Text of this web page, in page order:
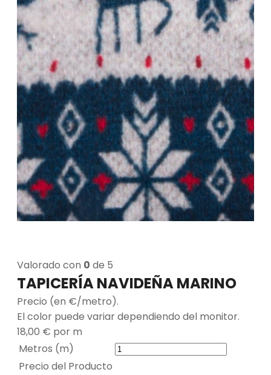
Valorado con 0 de 5
TAPICERÍA NAVIDEÑA MARINO
Precio (en €/metro).
El color puede variar dependiendo del monitor.
18,00 € por m
Metros (m)
Precio del Producto